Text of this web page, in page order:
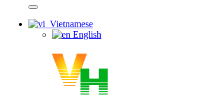
Vietnamese
English